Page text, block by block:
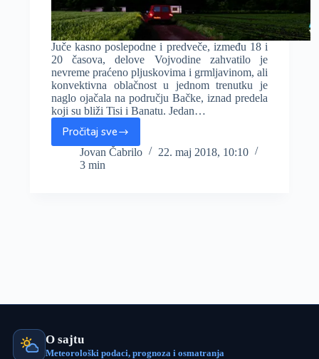
Juče kasno poslepodne i predveče, između 18 i
20 časova, delove Vojvodine zahvatilo je
nevreme praćeno pljuskovima i grmljavinom, ali
konvektivna oblačnost u jednom trenutku je
naglo ojačala na području Bačke, iznad predela
koji su bliži Tisi i Banatu. Jedan…
Pročitaj sve
Jučerašnje
nevreme
delovima
danas
Jovan Čabrilo
22. maj 2018, 10:10
3 min
O sajtu
Meteorološki podaci, prognoza i osmatranja